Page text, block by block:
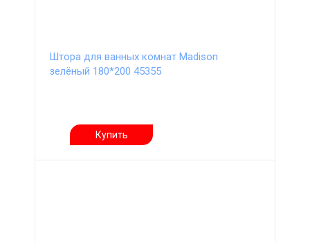
Штора для ванных комнат Madison
зелёный 180*200 45355
Купить